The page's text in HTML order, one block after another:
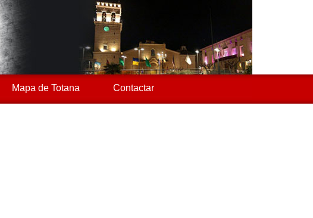
Mapa de Totana Contactar